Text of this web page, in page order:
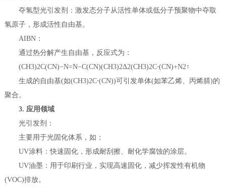
夺氢型光引发剂：激发态分子从活性单体或低分子预聚物中夺取
氢原子，形成活性自由基。
AIBN：
通过热分解产生自由基，反应式为：
(CH3​)2​C(CN)−N=N−C(CN)(CH3​)2​Δ​2(CH3​)2​C⋅(CN)+N2​↑
生成的自由基(如(CH3​)2​C⋅(CN))可引发单体(如苯乙烯、丙烯腈)的
聚合。
3. 应用领域
光引发剂：
主要用于光固化体系，如：
UV涂料：快速固化，形成耐刮擦、耐化学腐蚀的涂层。
UV油墨：用于印刷行业，实现高速固化，减少挥发性有机物
(VOC)排放。